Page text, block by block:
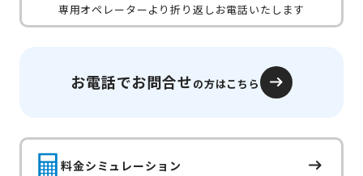
専用オペレーターより折り返しお電話いたします
お電話でお問合せの方はこちら
料金シミュレーション